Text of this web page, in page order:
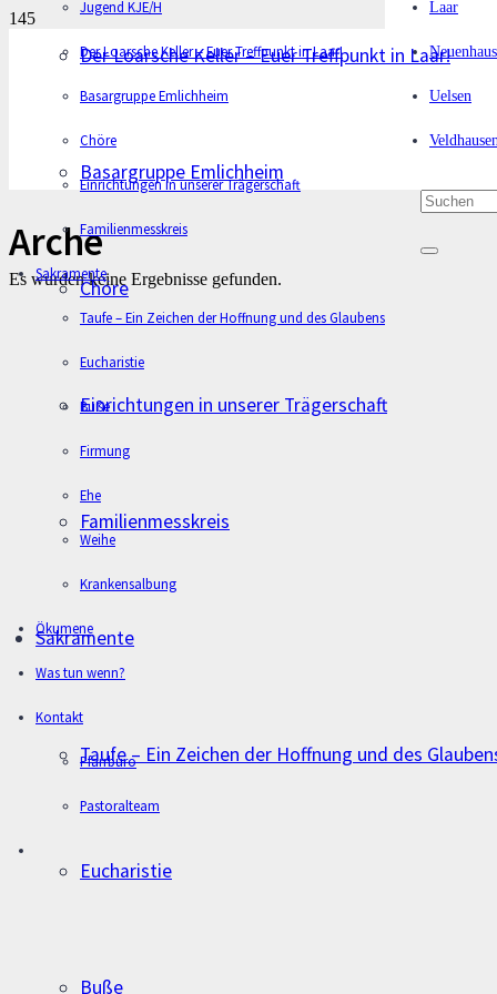
Jugend KJE/H
Der Loarsche Keller – Euer Treffpunkt in Laar!
Basargruppe Emlichheim
Chöre
Einrichtungen in unserer Trägerschaft
Familienmesskreis
Sakramente
Taufe – Ein Zeichen der Hoffnung und des Glaubens
Eucharistie
Buße
Firmung
Ehe
Weihe
Krankensalbung
Ökumene
Was tun wenn?
Kontakt
Pfarrbüro
Pastoralteam
Laar
Neuenhaus
Uelsen
Der Loarsche Keller – Euer Treffpunkt in Laar!
Basargruppe Emlichheim
Chöre
Einrichtungen in unserer Trägerschaft
Familienmesskreis
Sakramente
Taufe – Ein Zeichen der Hoffnung und des
Eucharistie
Buße
Arche
Es wurden keine Ergebnisse gefunden.